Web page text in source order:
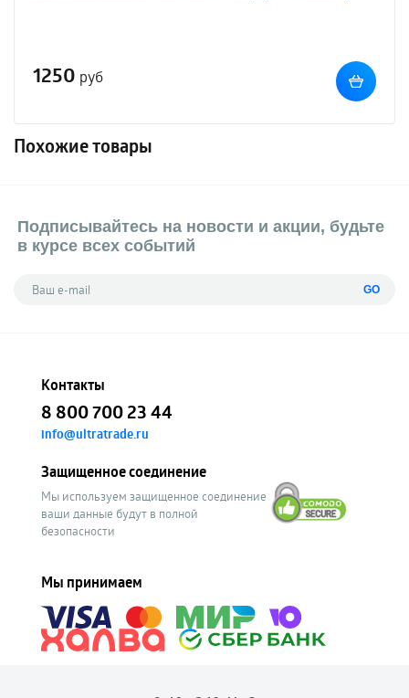
1250 руб
Похожие товары
Подписывайтесь на новости и акции, будьте
в курсе всех событий
GO
Контакты
8 800 700 23 44
info@ultratrade.ru
Защищенное соединение
Мы используем защищенное соединение
ваши данные будут в полной
безопасности
Мы принимаем